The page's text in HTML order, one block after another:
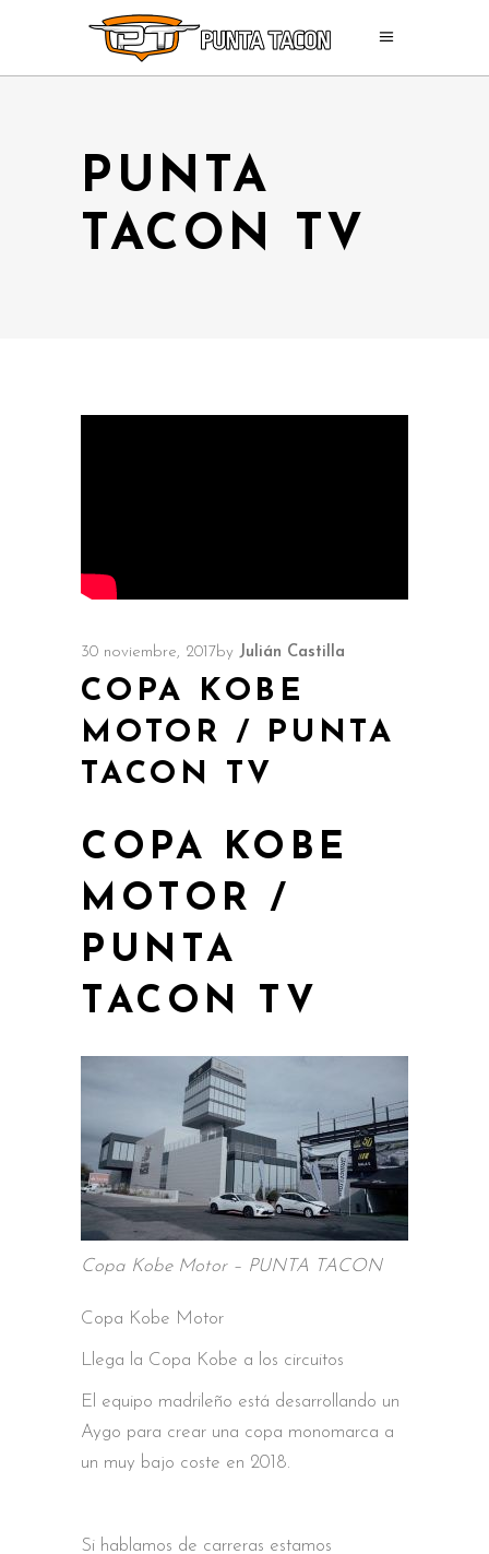
PUNTA
TACON TV
30 noviembre, 2017 by Julián Castilla
COPA KOBE
MOTOR / PUNTA
TACON TV
COPA KOBE
MOTOR /
PUNTA
TACON TV
Copa Kobe Motor – PUNTA TACON
Copa Kobe Motor
Llega la Copa Kobe a los circuitos
El equipo madrileño está desarrollando un
Aygo para crear una copa monomarca a
un muy bajo coste en 2018.
Si hablamos de carreras estamos